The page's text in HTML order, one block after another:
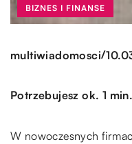
BIZNES I FINANSE
multiwiadomosci/
Potrzebujesz ok. 1
W nowoczesnych